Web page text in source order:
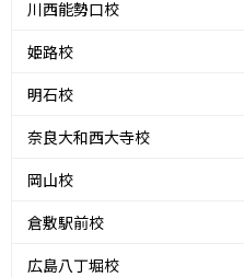
川西能勢口校
姫路校
明石校
奈良大和西大寺校
岡山校
倉敷駅前校
広島八丁堀校